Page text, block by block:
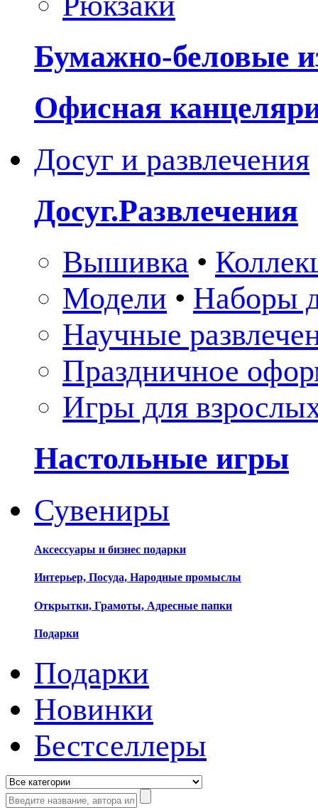
Бумажно-беловые
Офисная
Досуг и развлечения
Досуг.Развлечения
Вышивка •
Модели • Наборы
Научные
Праздничное
Игры для
Настольные игры
Сувениры
Аксессуары и бизнес подарки
Интерьер, Посуда, Народные промыслы
Открытки, Грамоты, Адресные папки
Подарки
Подарки
Новинки
Бестселлеры